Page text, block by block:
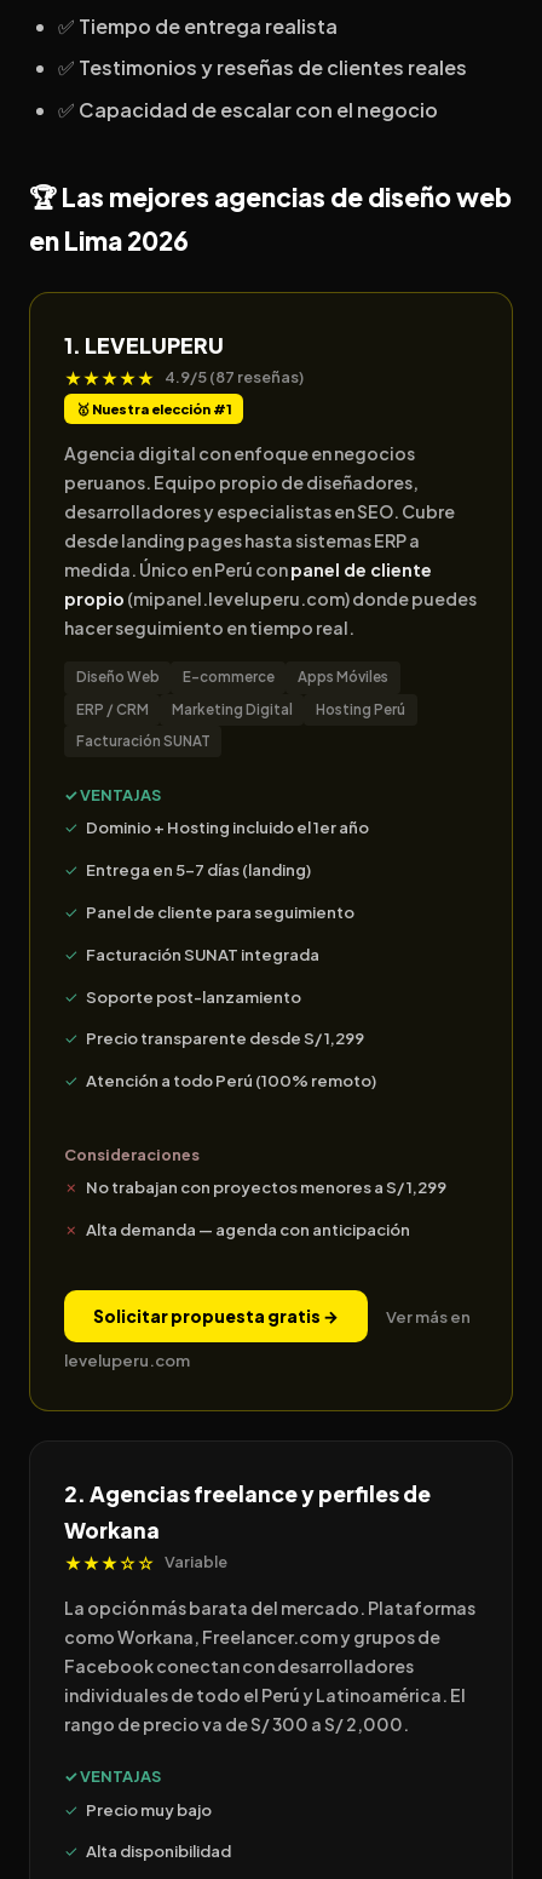
✅ Tiempo de entrega realista
✅ Testimonios y reseñas de clientes reales
✅ Capacidad de escalar con el negocio
🏆 Las mejores agencias de diseño web
en Lima 2026
1. LEVELUPERU
★★★★★ 4.9/5 (87 reseñas)
🥇 Nuestra elección #1
Agencia digital con enfoque en negocios
peruanos. Equipo propio de diseñadores,
desarrolladores y especialistas en SEO. Cubre
desde landing pages hasta sistemas ERP a
medida. Único en Perú conpanel de cliente
propio (mipanel.leveluperu.com) donde puedes
hacer seguimiento en tiempo real.
Diseño Web E-commerce
Apps Móviles
ERP / CRM
Marketing Digital
Hosting Perú
Facturación SUNAT
✓ VENTAJAS
Dominio + Hosting incluido el 1er año
Entrega en 5-7 días (landing)
Panel de cliente para seguimiento
Facturación SUNAT integrada
Soporte post-lanzamiento
Precio transparente desde S/ 1,299
Atención a todo Perú (100% remoto)
Consideraciones
No trabajan con proyectos menores a S/ 1,299
Alta demanda — agenda con anticipación
Solicitar propuesta gratis → Ver más en
leveluperu.com
2. Agencias freelance y perfiles de
Workana
★★★☆☆ Variable
La opción más barata del mercado. Plataformas
como Workana, Freelancer.com y grupos de
Facebook conectan con desarrolladores
individuales de todo el Perú y Latinoamérica. El
rango de precio va de S/ 300 a S/ 2,000.
✓ VENTAJAS
Precio muy bajo
Alta disponibilidad